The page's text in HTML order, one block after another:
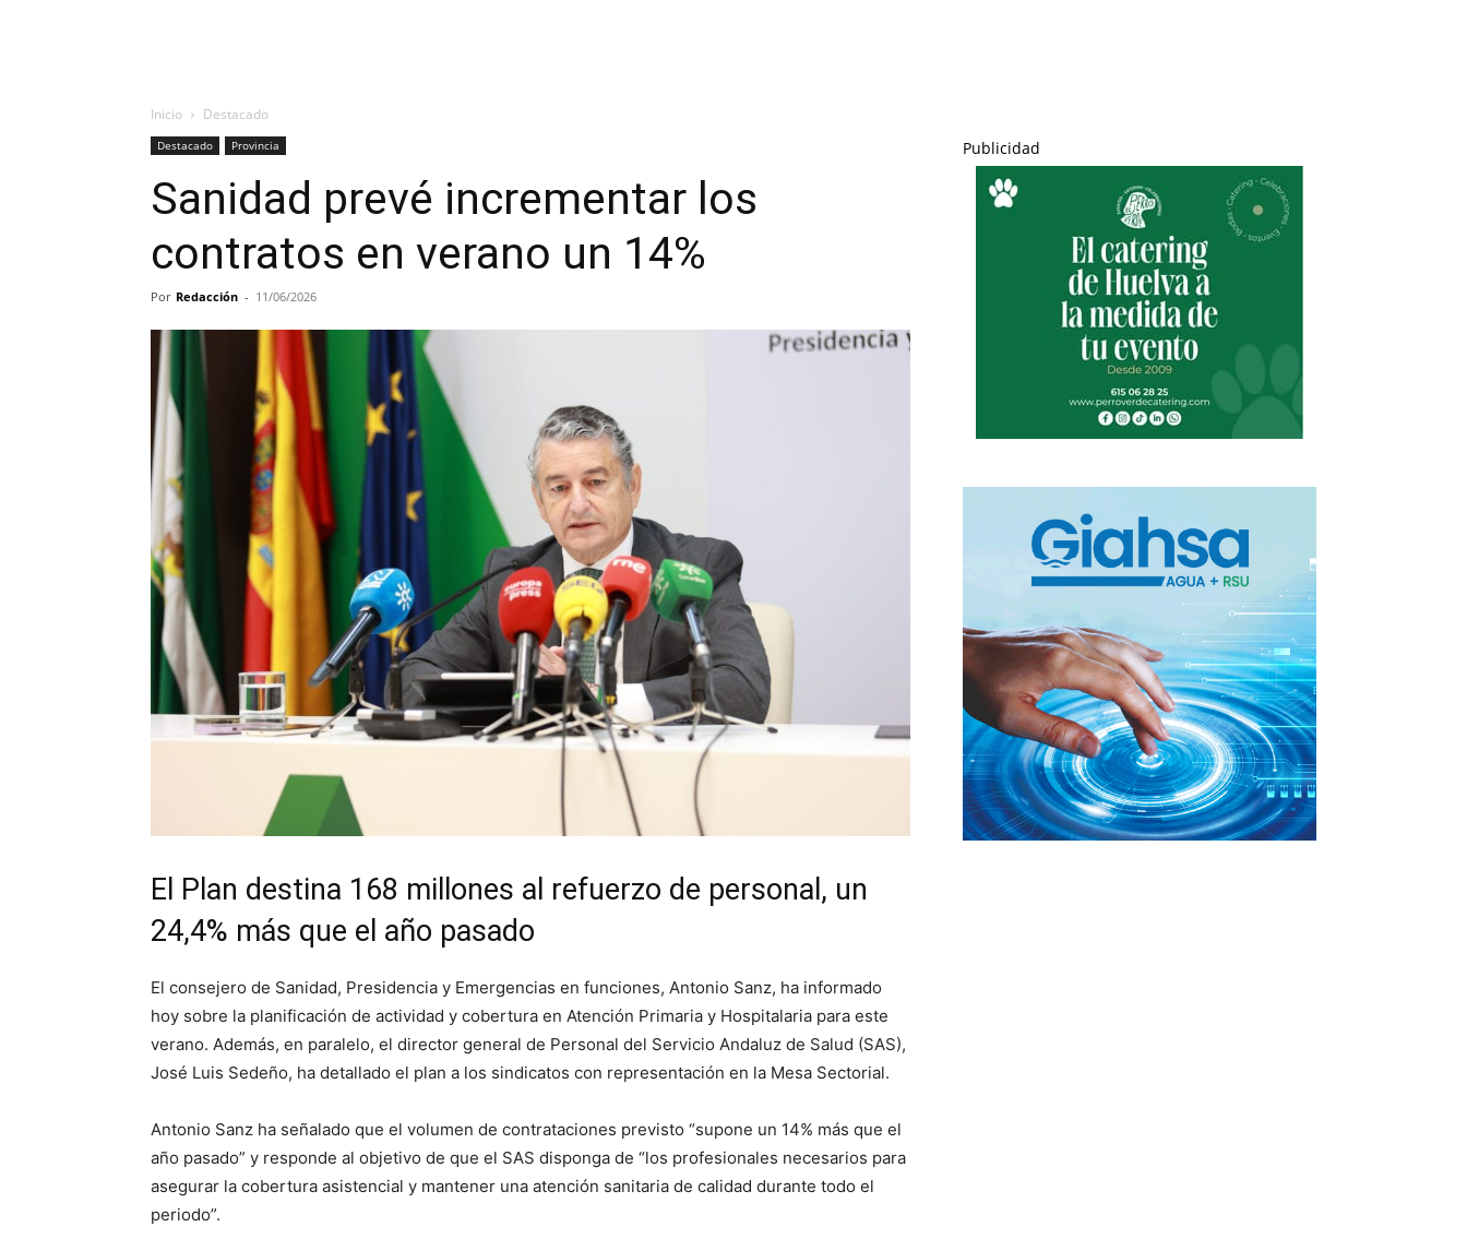
Inicio Destacado
Destacado Provincia
Sanidad prevé incrementar los
contratos en verano un 14%
Por Redacción - 11/06/2026
El Plan destina 168 millones al refuerzo de personal, un
24,4% más que el año pasado
El consejero de Sanidad, Presidencia y Emergencias en funciones, Antonio Sanz, ha informado
hoy sobre la planificación de actividad y cobertura en Atención Primaria y Hospitalaria para este
verano. Además, en paralelo, el director general de Personal del Servicio Andaluz de Salud (SAS),
José Luis Sedeño, ha detallado el plan a los sindicatos con representación en la Mesa Sectorial.
Antonio Sanz ha señalado que el volumen de contrataciones previsto “supone un 14% más que el
año pasado” y responde al objetivo de que el SAS disponga de “los profesionales necesarios para
asegurar la cobertura asistencial y mantener una atención sanitaria de calidad durante todo el
periodo”.
Publicidad